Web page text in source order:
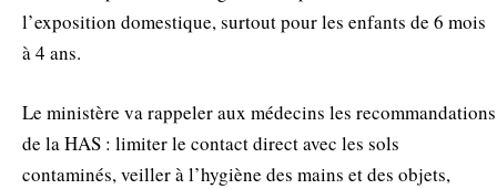
l’exposition domestique, surtout pour les enfants de 6 mois
à 4 ans.
Le ministère va rappeler aux médecins les recommandations
de la HAS : limiter le contact direct avec les sols
contaminés, veiller à l’hygiène des mains et des objets,